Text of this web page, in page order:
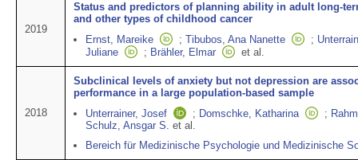
2019
Status and predictors of planning ability in adult long-
and other types of childhood cancer
Ernst, Mareike
; Tibubos, Ana Nanette ;
Juliane
; Brähler, Elmar et al.
2018
Subclinical levels of anxiety but not depression are
performance in a large population-based sample
Unterrainer, Josef
; Domschke, Katharina ;
Schulz, Ansgar S. et al.
Bereich für Medizinische Psychologie und Medizinische